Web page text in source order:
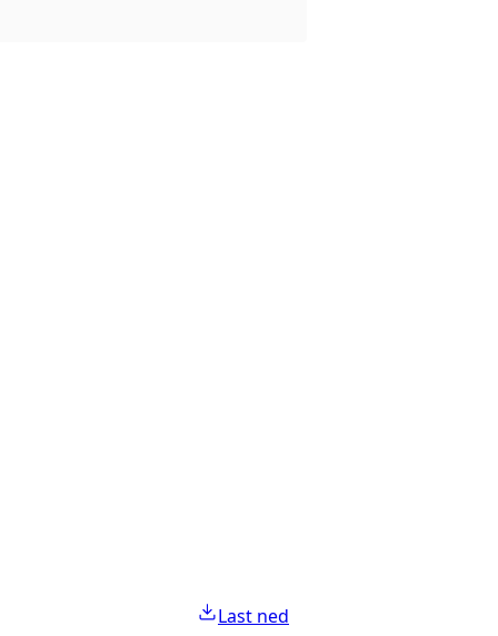
Last ned